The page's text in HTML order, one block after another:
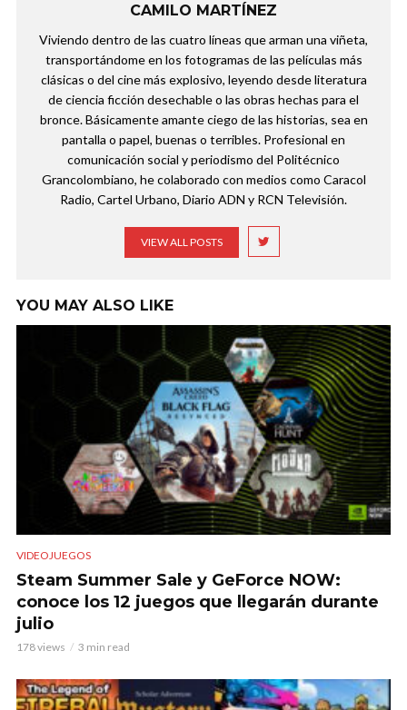
CAMILO MARTÍNEZ
Viviendo dentro de las cuatro líneas que arman una viñeta,
transportándome en los fotogramas de las películas más
clásicas o del cine más explosivo, leyendo desde literatura
de ciencia ficción desechable o las obras hechas para el
bronce. Básicamente amante ciego de las historias, sea en
pantalla o papel, buenas o terribles. Profesional en
comunicación social y periodismo del Politécnico
Grancolombiano, he colaborado con medios como Caracol
Radio, Cartel Urbano, Diario ADN y RCN Televisión.
VIEW ALL POSTS
YOU MAY ALSO LIKE
VIDEOJUEGOS
Steam Summer Sale y GeForce NOW:
conoce los 12 juegos que llegarán durante
julio
178 views 3 min read